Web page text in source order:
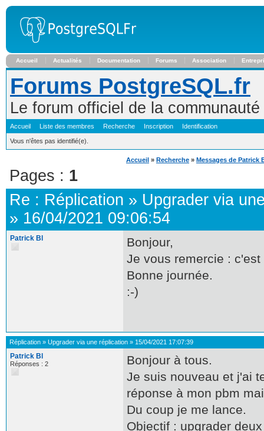
Accueil Actualités Documentation Forums Association
Forums PostgreSQL.fr
Le forum officiel de la
Accueil Liste des membres Recherche Inscription Identification
Vous n'êtes pas identifié(e).
Accueil » Recherche » Messages de Patrick
Pages : 1
Re : Réplication » Upgrader via
» 16/04/2021 09:06:54
Patrick Bl
Bonjour,
Je vous remercie : c'est
Bonne journée.
:-)
Réplication » Upgrader via une réplication » 15/04/2021 17:07:39
Patrick Bl
Réponses : 2
Bonjour à tous.
Je suis nouveau et j'ai
réponse à mon pbm
Du coup je me lance.
Objectif : upgrader